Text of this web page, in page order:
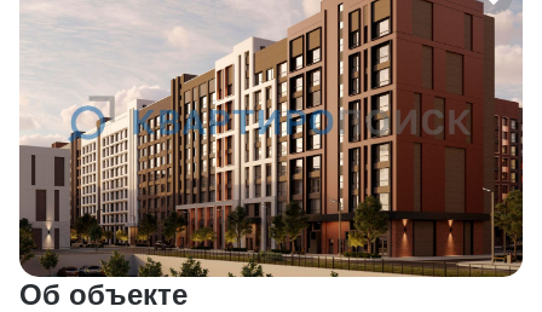
Об объекте